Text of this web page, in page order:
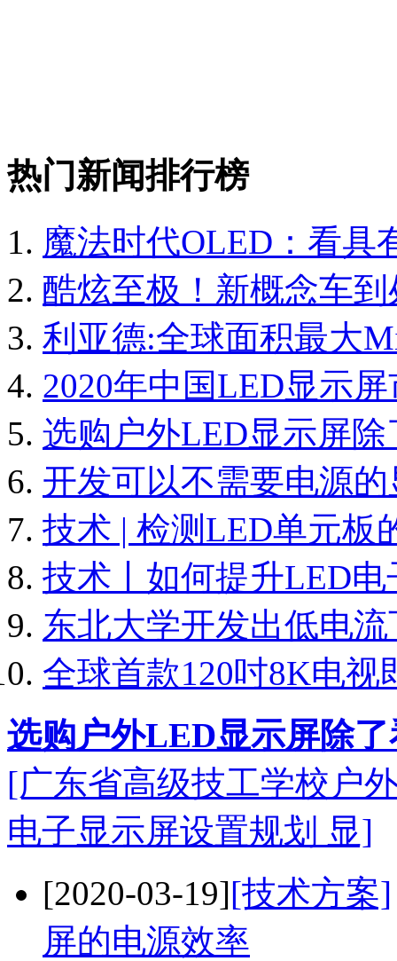
热门新闻排行榜
魔法时代OLED：看具
酷炫至极！新概念车
利亚德:全球面积最大
2020年中国LED显示
选购户外LED显示屏
开发可以不需要电源
技术 | 检测LED单元板
技术丨如何提升LED
东北大学开发出低电
全球首款120吋8K电
选购户外LED显示屏除
[广东省高级技工学校户
电子显示屏设置规划 显]
[2020-03-19][技术方案]
屏的电源效率